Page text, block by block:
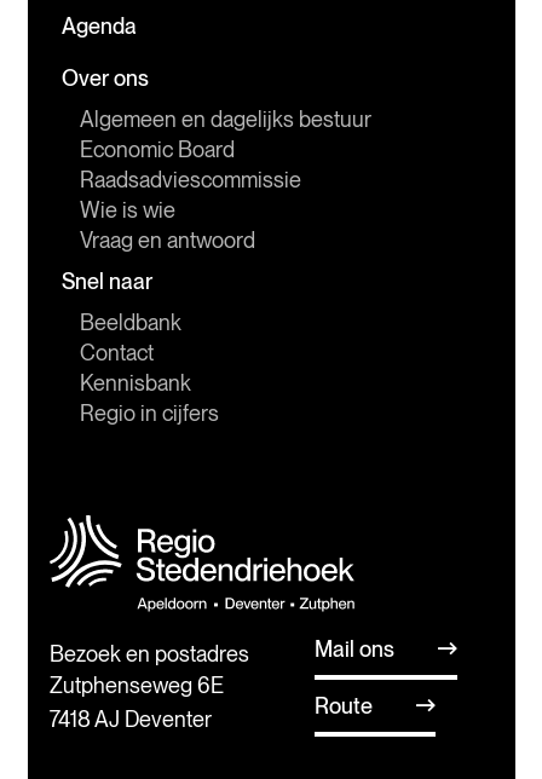
Agenda
Over ons
Algemeen en dagelijks bestuur
Economic Board
Raadsadviescommissie
Wie is wie
Vraag en antwoord
Snel naar
Beeldbank
Contact
Kennisbank
Regio in cijfers
Bezoek en postadres
Zutphenseweg 6E
7418 AJ Deventer
Mail ons
Route